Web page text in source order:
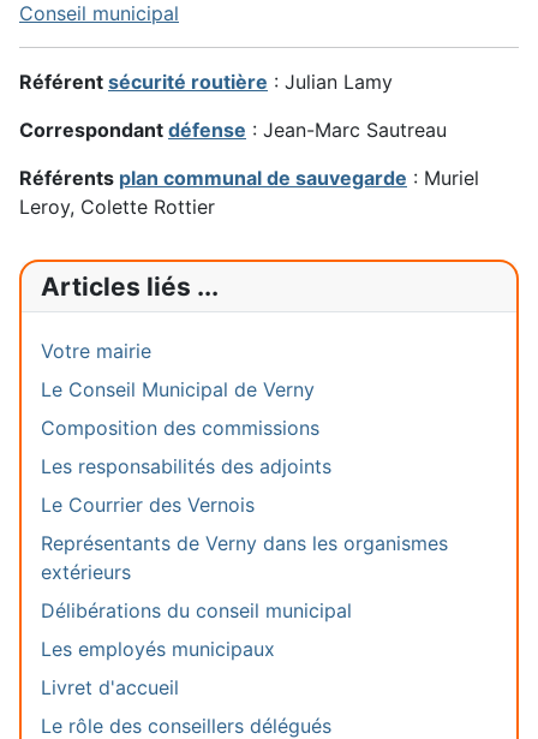
Conseil municipal
Référent sécurité routière : Julian Lamy
Correspondant défense : Jean-Marc Sautreau
Référents plan communal de sauvegarde : Muriel
Leroy, Colette Rottier
Articles liés ...
Votre mairie
Le Conseil Municipal de Verny
Composition des commissions
Les responsabilités des adjoints
Le Courrier des Vernois
Représentants de Verny dans les organismes
extérieurs
Délibérations du conseil municipal
Les employés municipaux
Livret d'accueil
Le rôle des conseillers délégués